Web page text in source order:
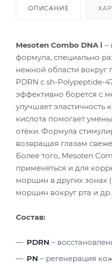
ОПИСАНИЕ
Mesoten Combo DNA i –
формула, специально
нежной области вокруг
PDRN с sh-Polypeptide-
эффективно борется с
улучшает эластичность
кислота помогает
отёки. Формула
возвращая глазам
Более того, Mesoten
применяться и для
морщин в других зонах
морщин вокруг рта и
Состав:
PDRN –
PN – регенерация